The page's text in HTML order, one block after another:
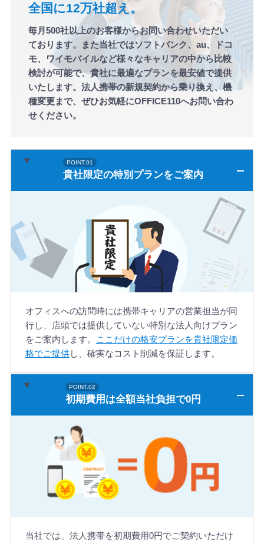
全国に12万社超え。
毎月500社以上のお客様からお問い合わせいただい
ております。また当社ではソフトバンク、au、ドコ
モ、ワイモバイルなど様々なキャリアの中から比較
検討が可能で、貴社に最適なプランを最安値で提供
いたします。法人携帯の新規契約から乗り換え、機
種変更まで、ぜひお気軽にOFFICE110へお問い合わ
せください。
貴社限定の特別プランをご案内
オフィスへの訪問時には携帯キャリアの営業担当が同
行し、店頭では提供していない特別な法人向けプラン
をご案内します。
ここだけの格安プランを貴社限定価
格でご提供し、確実なコスト削減を保証します。
初期費用は全額当社負担で0円
当社では、法人携帯を初期費用0円でご契約いただけ